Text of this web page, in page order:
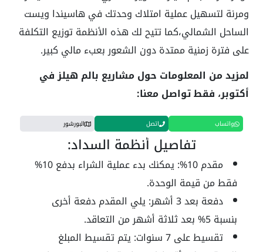
ومرنة لتسهيل عملية امتلاك وحدتك في هاسيندا ويست
الساحل الشمالي،كما تتيح لك هذه الأنظمة توزيع التكلفة
على فترة زمنية ممتدة دون الشعور بعبء مالي كبير.
لمزيد من المعلومات حول مشاريع بالم هيلز في
أكتوبر، فقط تواصل معنا:
واتساب اتصل البورشور
تفاصيل أنظمة السداد:
مقدم 10%: يمكنك بدء عملية الشراء بدفع 10%
فقط من قيمة الوحدة.
دفعة بعد 3 أشهر: يلي المقدم دفعة أخرى
بنسبة 5% بعد ثلاثة أشهر من التعاقد.
تقسيط على 7 سنوات: يتم تقسيط المبلغ